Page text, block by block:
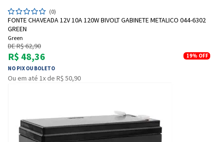
(0)
FONTE CHAVEADA 12V 10A 120W BIVOLT GABINETE METALICO 044-6302
GREEN
Green
DE R$ 62,90
R$ 48,36
NO PIX OU BOLETO
19% OFF
Ou em até 1x de R$ 50,90